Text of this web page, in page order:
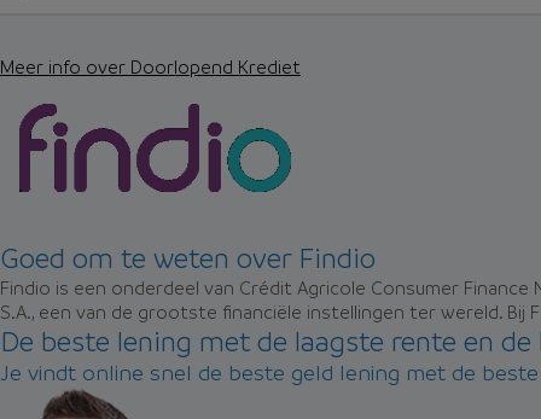
Meer info over Doorlopend Krediet
Goed om te weten over Findio
Findio is een onderdeel van Crédit Agricole Consumer Finance
S.A., een van de grootste financiële instellingen ter wereld.
De beste lening met de laagste rente en
Je vindt online snel de beste geld lening met de